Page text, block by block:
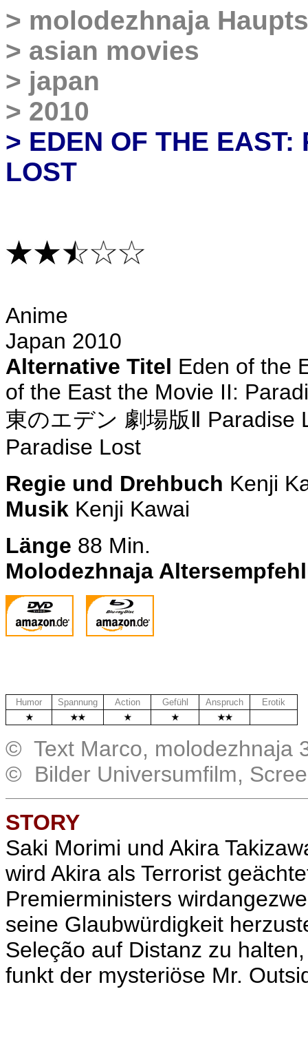
> molodezhnaja
> asian movies
> japan
> 2010
> EDEN OF THE EAST:
LOST
Anime
Japan 2010
Alternative Titel Eden of the
of the East the Movie II:
東のエデン 劇場版 Ⅱ Paradise
Paradise Lost
Regie und Drehbuch Kenji
Musik Kenji Kawai
Länge 88 Min.
Molodezhnaja
Humor Spannung Action Gefühl Anspruch
Erotik
© Text Marco, molodezhnaja
© Bilder Universumfilm,
STORY
Saki Morimi und Akira
wird Akira als Terrorist
Premierministers
seine Glaubwürdigkeit
Seleção auf Distanz zu
funkt der mysteriöse Mr.